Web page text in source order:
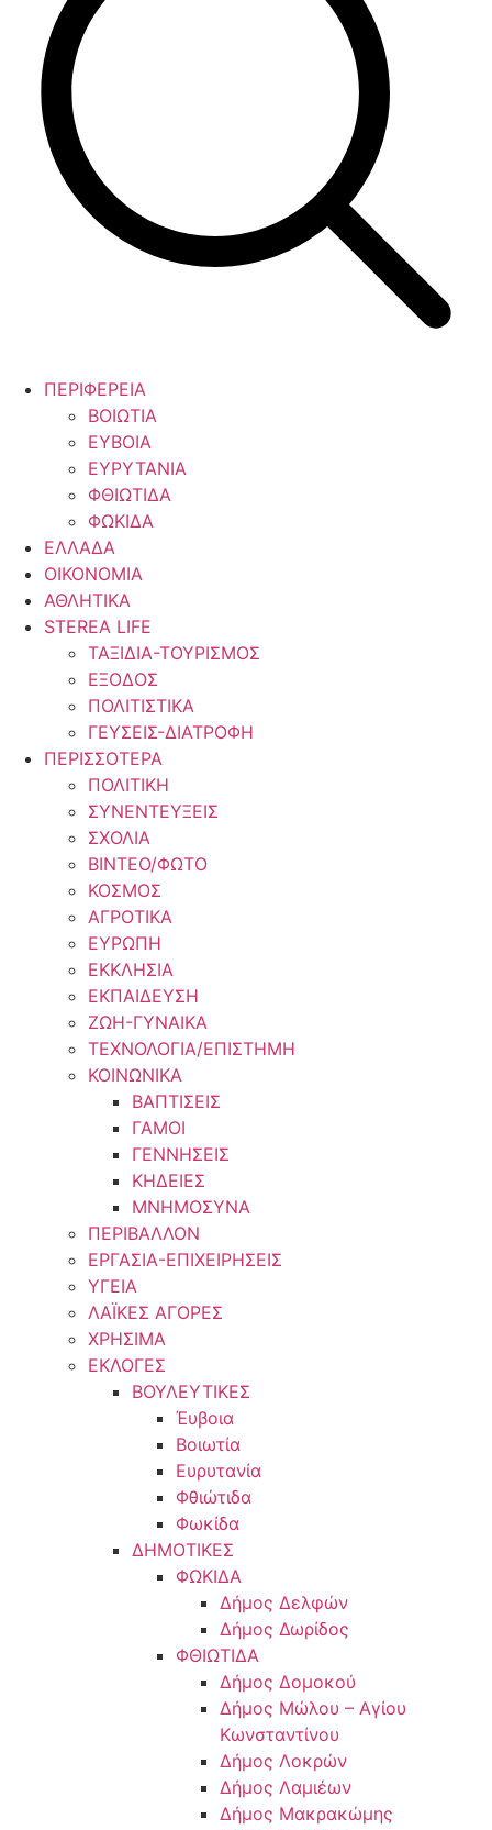
ΠΕΡΙΦΕΡΕΙΑ
ΒΟΙΩΤΙΑ
ΕΥΒΟΙΑ
ΕΥΡΥΤΑΝΙΑ
ΦΘΙΩΤΙΔΑ
ΦΩΚΙΔΑ
ΕΛΛΑΔΑ
ΟΙΚΟΝΟΜΙΑ
ΑΘΛΗΤΙΚΑ
STEREA LIFE
ΤΑΞΙΔΙΑ-ΤΟΥΡΙΣΜΟΣ
ΕΞΟΔΟΣ
ΠΟΛΙΤΙΣΤΙΚΑ
ΓΕΥΣΕΙΣ-ΔΙΑΤΡΟΦΗ
ΠΕΡΙΣΣΟΤΕΡΑ
ΠΟΛΙΤΙΚΗ
ΣΥΝΕΝΤΕΥΞΕΙΣ
ΣΧΟΛΙΑ
ΒΙΝΤΕΟ/ΦΩΤΟ
ΚΟΣΜΟΣ
ΑΓΡΟΤΙΚΑ
ΕΥΡΩΠΗ
ΕΚΚΛΗΣΙΑ
ΕΚΠΑΙΔΕΥΣΗ
ΖΩΗ-ΓΥΝΑΙΚΑ
ΤΕΧΝΟΛΟΓΙΑ/ΕΠΙΣΤΗΜΗ
ΚΟΙΝΩΝΙΚΑ
ΒΑΠΤΙΣΕΙΣ
ΓΑΜΟΙ
ΓΕΝΝΗΣΕΙΣ
ΚΗΔΕΙΕΣ
ΜΝΗΜΟΣΥΝΑ
ΠΕΡΙΒΑΛΛΟΝ
ΕΡΓΑΣΙΑ-ΕΠΙΧΕΙΡΗΣΕΙΣ
ΥΓΕΙΑ
ΛΑΪΚΕΣ ΑΓΟΡΕΣ
ΧΡΗΣΙΜΑ
ΕΚΛΟΓΕΣ
ΒΟΥΛΕΥΤΙΚΕΣ
Έυβοια
Βοιωτία
Ευρυτανία
Φθιώτιδα
Φωκίδα
ΔΗΜΟΤΙΚΕΣ
ΦΩΚΙΔΑ
Δήμος Δελφών
Δήμος Δωρίδος
ΦΘΙΩΤΙΔΑ
Δήμος Δομοκού
Δήμος Μώλου – Αγίου
Κωνσταντίνου
Δήμος Λοκρών
Δήμος Λαμιέων
Δήμος Μακρακώμης